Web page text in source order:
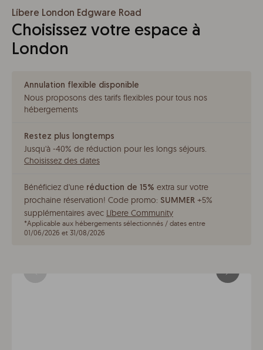
Líbere London Edgware Road
Choisissez votre espace à
London
Annulation flexible disponible
Nous proposons des tarifs flexibles pour tous nos
hébergements
Restez plus longtemps
Jusqu'à -40% de réduction pour les longs séjours.
Choisissez des dates
Bénéficiez d'une réduction de 15% extra sur votre
prochaine réservation! Code promo: SUMMER +5%
supplémentaires avec Líbere Community
*Applicable aux hébergements sélectionnés / dates entre
01/06/2026 et 31/08/2026